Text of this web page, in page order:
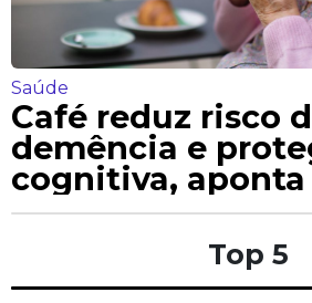
Saúde
Café reduz risco
demência e
cognitiva,
Top 5